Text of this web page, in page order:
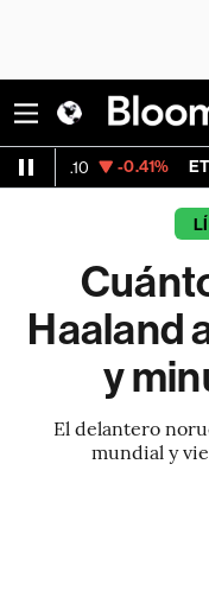
-0.41% ETH/USD
Haaland
y
El delantero
mundial y